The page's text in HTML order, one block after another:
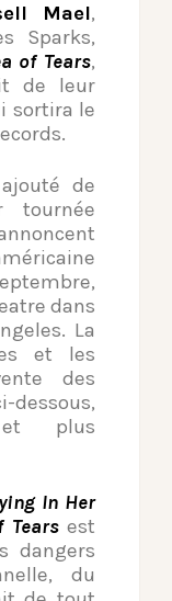
Mael,
Sparks,
of Tears,
de leur
sortira le
de
tournée
dans
La
et les
des
dessous,
plus
In Her
Tears est
dangers
du